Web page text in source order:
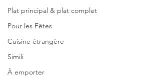
Plat principal & plat complet
Pour les Fêtes
Cuisine étrangère
Simili
À emporter